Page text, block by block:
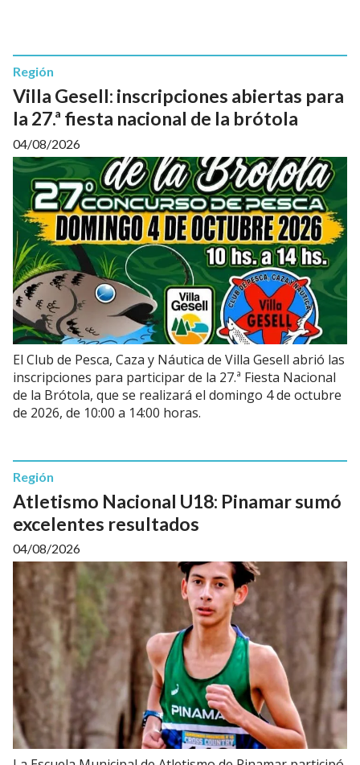
Villa Gesell: inscripciones abiertas para
la 27.ª fiesta nacional de la brótola
Región
04/08/2026
El Club de Pesca, Caza y Náutica de Villa Gesell abrió las
inscripciones para participar de la 27.ª Fiesta Nacional
de la Brótola, que se realizará el domingo 4 de octubre
de 2026, de 10:00 a 14:00 horas.
Atletismo Nacional U18: Pinamar sumó
excelentes resultados
Región
04/08/2026